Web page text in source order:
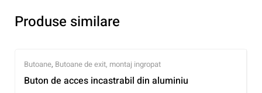
Produse similare
Butoane, Butoane de exit, montaj ingropat
Buton de acces incastrabil din aluminiu